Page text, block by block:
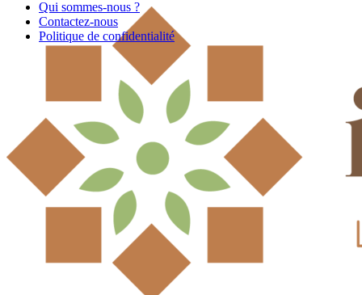
Qui sommes-nous ?
Contactez-nous
Politique de confidentialité